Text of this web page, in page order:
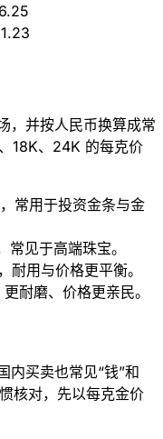
，并按人民币换算成常
18K、24K 的每克价
常用于投资金条与金
见于高端珠宝。
耐用与价格更平衡。
耐磨、价格更亲民。
内买卖也常见“钱”和
核对，先以每克金价